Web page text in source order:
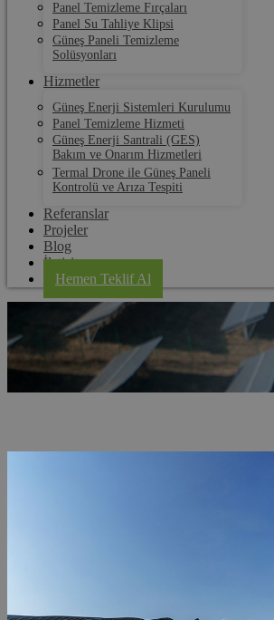
Panel Temizleme Fırçaları
Panel Su Tahliye Klipsi
Güneş Paneli Temizleme
Solüsyonları
Hizmetler
Güneş Enerji Sistemleri Kurulumu
Panel Temizleme Hizmeti
Güneş Enerji Santrali (GES)
Bakım ve Onarım Hizmetleri
Termal Drone ile Güneş Paneli
Kontrolü ve Arıza Tespiti
Referanslar
Projeler
Blog
İletişim
Hemen Teklif Al